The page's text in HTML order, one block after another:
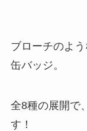
ブローチのよ
缶バッジ。
全8種の展開で
す！